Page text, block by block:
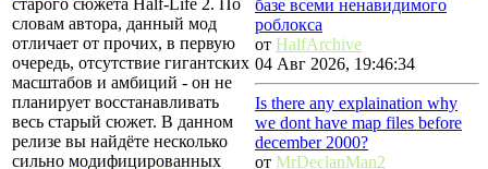
старого сюжета Half-Life 2. По
словам автора, данный мод
отличает от прочих, в первую
очередь, отсутствие гигантских
масштабов и амбиций - он не
планирует восстанавливать
весь старый сюжет. В данном
релизе вы найдёте несколько
сильно модифицированных
базе всеми ненавидимого
роблокса
от HalfArchive
04 Авг 2026, 19:46:34
Is there any explaination why
we dont have map files before
december 2000?
от MrDeclanMan2